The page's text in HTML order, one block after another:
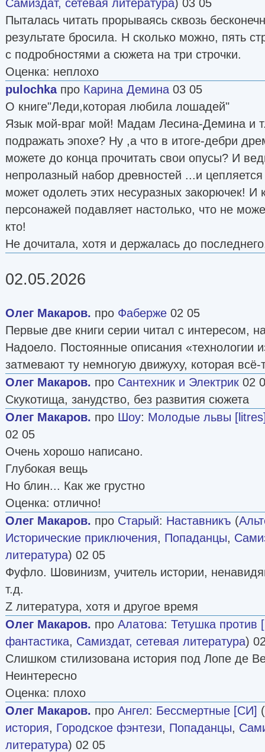
Самиздат, сетевая литература) 03 05
Пыталась читать прорываясь сквозь
результате бросила. Н сколько можно, пять
с подробностями а сюжета на три строчки.
Оценка: неплохо
pulochkaпро Карина Демина 03 05
О книге"Леди,которая любила лошадей"
Язык мой-враг мой! Мадам Лесина-Демина и
подражать эпохе? Ну ,а что в итоге-дебри
можете до конца прочитать свои опусы? И
непролазный набор древностей ...и
может одолеть этих несуразных закорючек! И
персонажей подавляет настолько, что не
кто!
Не дочитала, хотя и держалась до
02.05.2026
Олег Макаров. про Фаберже 02 05
Первые две книги серии читал с интересом,
Надоело. Постоянные описания «технологии
затмевают ту немногую движуху, которая всё-
Олег Макаров. про Сантехник и Электрик 02
Скукотища, занудство, без развития сюжета
Олег Макаров. про Шоу: Молодые львы
02 05
Очень хорошо написано.
Глубокая вещь
Но блин... Как же грустно
Оценка: отлично!
Олег Макаров. про Старый: Наставникъ (
Исторические приключения, Попаданцы,
литература) 02 05
Фуфло. Шовинизм, учитель истории,
т.д.
Z литература, хотя и другое время
Олег Макаров. про Алатова: Тетушка против
фантастика, Самиздат, сетевая литература)
Слишком стилизована история под Лопе де
Неинтересно
Оценка: плохо
Олег Макаров. про Ангел: Бессмертные [СИ] (
история, Городское фэнтези, Попаданцы,
литература) 02 05